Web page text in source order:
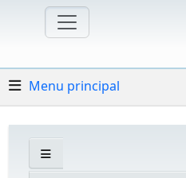
Menu principal